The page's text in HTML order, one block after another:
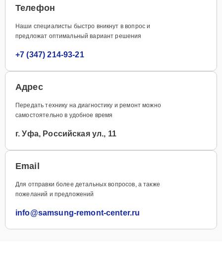
Телефон
Наши специалисты быстро вникнут в вопрос и
предложат оптимальный вариант решения
+7 (347) 214-93-21
Адрес
Передать технику на диагностику и ремонт можно
самостоятельно в удобное время
г. Уфа, Российская ул., 11
Email
Для отправки более детальных вопросов, а также
пожеланий и предложений
info@samsung-remont-center.ru